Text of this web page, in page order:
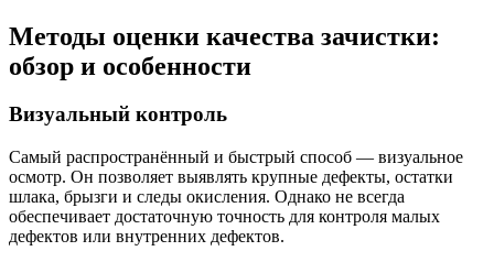
Методы оценки качества зачистки:
обзор и особенности
Визуальный контроль
Самый распространённый и быстрый способ — визуальное
осмотр. Он позволяет выявлять крупные дефекты, остатки
шлака, брызги и следы окисления. Однако не всегда
обеспечивает достаточную точность для контроля малых
дефектов или внутренних дефектов.